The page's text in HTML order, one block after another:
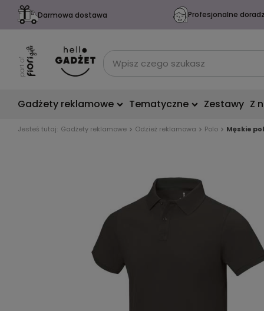
Darmowa dostawa Profesjonalne
Gadżety reklamowe Tematyczne Zestawy Z
Jesteś tutaj: Gadżety reklamowe Odzież reklamowa Polo Męskie